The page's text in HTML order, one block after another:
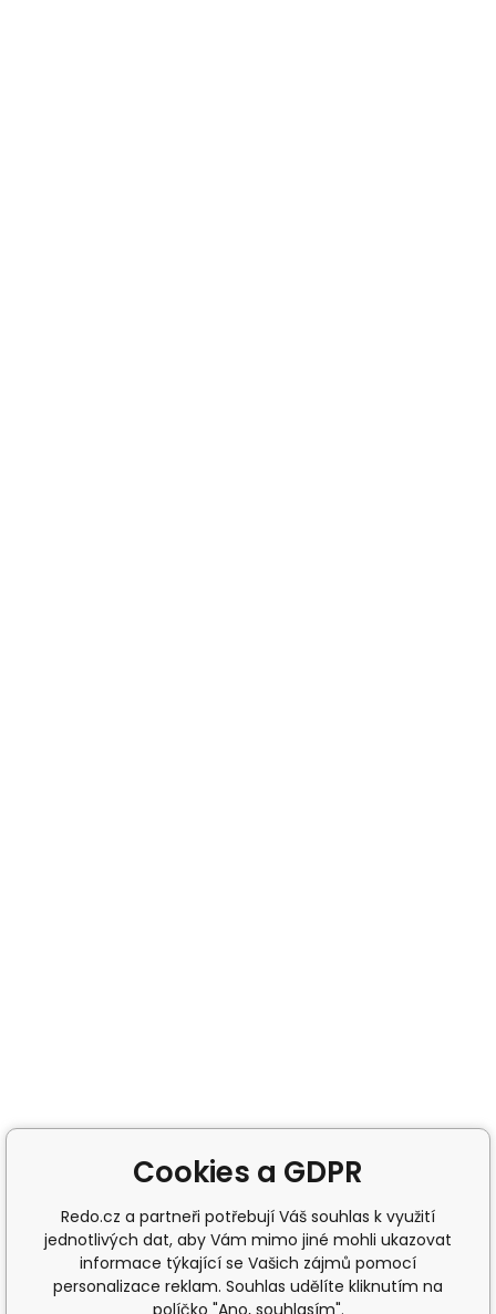
Cookies a GDPR
Redo.cz a partneři potřebují Váš souhlas k využití
jednotlivých dat, aby Vám mimo jiné mohli ukazovat
informace týkající se Vašich zájmů pomocí
personalizace reklam. Souhlas udělíte kliknutím na
políčko "Ano, souhlasím".